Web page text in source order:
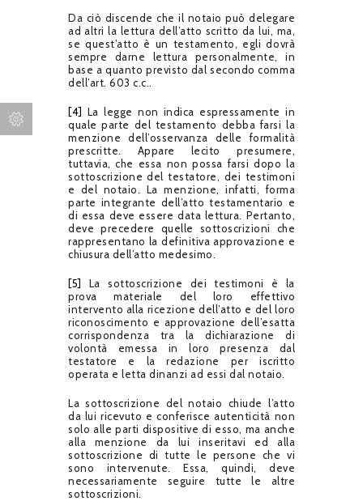
Da ciò discende che il notaio può delegare
ad altri la lettura dell’atto scritto da lui, ma,
se quest’atto è un testamento, egli dovrà
sempre darne lettura personalmente, in
base a quanto previsto dal secondo comma
dell’art. 603 c.c..
[4] La legge non indica espressamente in
quale parte del testamento debba farsi la
menzione dell’osservanza delle formalità
prescritte. Appare lecito presumere,
tuttavia, che essa non possa farsi dopo la
sottoscrizione del testatore, dei testimoni
e del notaio. La menzione, infatti, forma
parte integrante dell’atto testamentario e
di essa deve essere data lettura. Pertanto,
deve precedere quelle sottoscrizioni che
rappresentano la definitiva approvazione e
chiusura dell’atto medesimo.
[5]
La sottoscrizione dei testimoni è la
prova materiale del loro effettivo
intervento alla ricezione dell’atto e del loro
riconoscimento e approvazione dell’esatta
corrispondenza tra la dichiarazione di
volontà emessa in loro presenza dal
testatore e la redazione per iscritto
operata e letta dinanzi ad essi dal notaio.
La sottoscrizione del notaio chiude l’atto
da lui ricevuto e conferisce autenticità non
solo alle parti dispositive di esso, ma anche
alla menzione da lui inseritavi ed alla
sottoscrizione di tutte le persone che vi
sono intervenute. Essa, quindi, deve
necessariamente seguire tutte le altre
sottoscrizioni.